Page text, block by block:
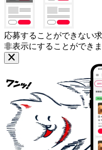
応募することができない
非表示にすることができ